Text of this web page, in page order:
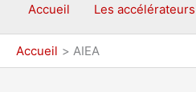
Accueil Les accélérateurs
Accueil AIEA